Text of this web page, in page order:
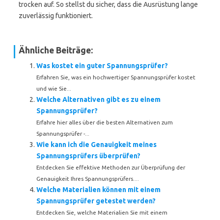
trocken auf. So stellst du sicher, dass die Ausrüstung lange
zuverlässig funktioniert.
Ähnliche Beiträge:
Was kostet ein guter Spannungsprüfer?
Erfahren Sie, was ein hochwertiger Spannungsprüfer kostet
und wie Sie...
Welche Alternativen gibt es zu einem
Spannungsprüfer?
Erfahre hier alles über die besten Alternativen zum
Spannungsprüfer -...
Wie kann ich die Genauigkeit meines
Spannungsprüfers überprüfen?
Entdecken Sie effektive Methoden zur Überprüfung der
Genauigkeit Ihres Spannungsprüfers....
Welche Materialien können mit einem
Spannungsprüfer getestet werden?
Entdecken Sie, welche Materialien Sie mit einem